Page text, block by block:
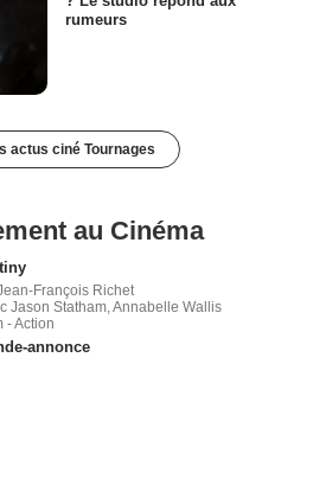
rumeurs
actus ciné Tournages
au Cinéma
François Richet
Jason Statham, Annabelle Wallis
- Action
annonce